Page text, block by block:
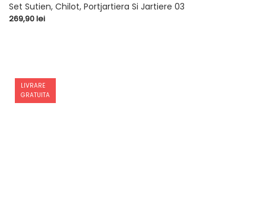
Set Sutien, Chilot, Portjartiera Si Jartiere 03
Pret
269,90 lei
LIVRARE
GRATUITA